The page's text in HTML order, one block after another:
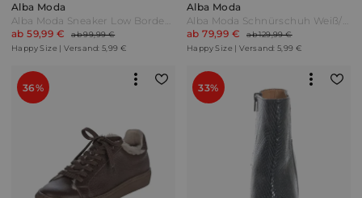
Alba Moda
Alba Moda Sneaker Low Bordeaux/Weiß Rot
ab 59,99 €
ab 99,99 €
Happy Size | Versand: 5,99 €
Alba Moda
Alba Moda Schnürschuh Weiß/Grau
ab 79,99 €
ab 129,99 €
Happy Size | Versand: 5,99 €
36% 33%